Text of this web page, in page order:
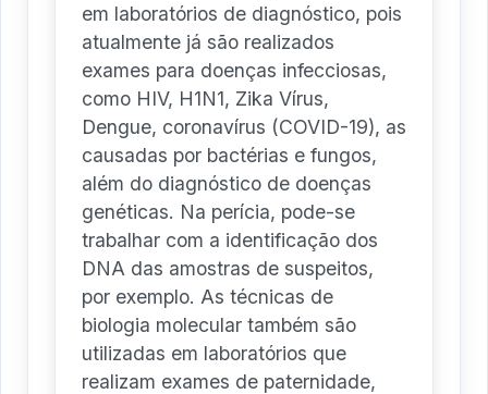
em laboratórios de diagnóstico, pois
atualmente já são realizados
exames para doenças infecciosas,
como HIV, H1N1, Zika Vírus,
Dengue, coronavírus (COVID-19), as
causadas por bactérias e fungos,
além do diagnóstico de doenças
genéticas. Na perícia, pode-se
trabalhar com a identificação dos
DNA das amostras de suspeitos,
por exemplo. As técnicas de
biologia molecular também são
utilizadas em laboratórios que
realizam exames de paternidade,